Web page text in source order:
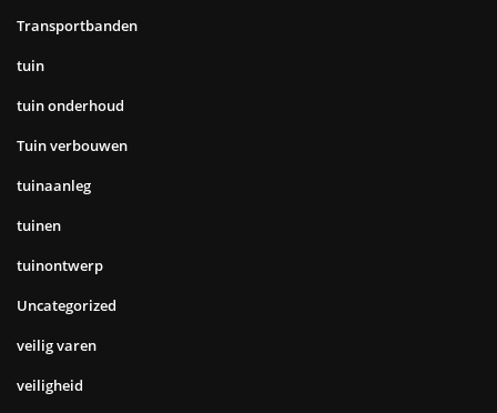
Transportbanden
tuin
tuin onderhoud
Tuin verbouwen
tuinaanleg
tuinen
tuinontwerp
Uncategorized
veilig varen
veiligheid